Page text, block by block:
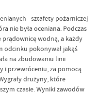
- sztafety pożarniczej
nie była oceniana. Podczas
wodną, a każdy
odcinku pokonywał jakąś
na zbudowaniu linii
i przewróceniu, za pomocą
drużyny, które
czasie. Wyniki zawodów